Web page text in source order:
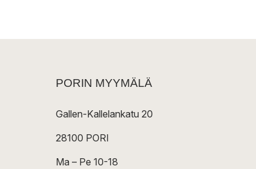
PORIN MYYMÄLÄ
Gallen-Kallelankatu 20
28100 PORI
Ma – Pe 10-18